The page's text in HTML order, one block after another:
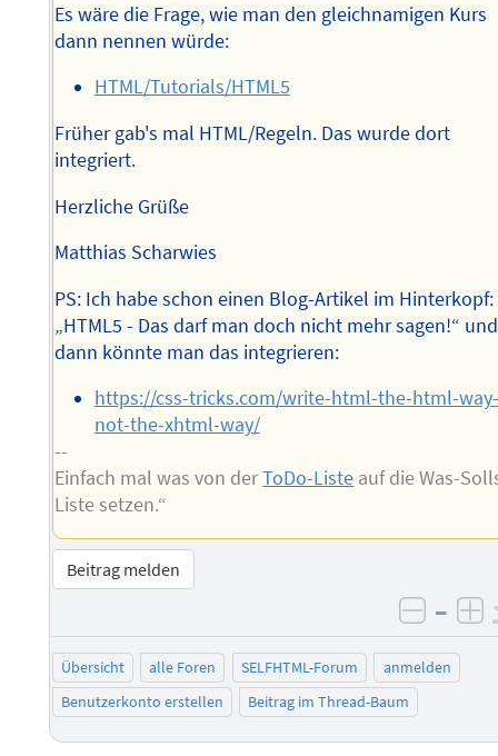
Es wäre die Frage, wie man den gleichnamigen Kurs
dann nennen würde:
HTML/Tutorials/HTML5
Früher gab's mal HTML/Regeln. Das wurde dort
integriert.
Herzliche Grüße
Matthias Scharwies
PS: Ich habe schon einen Blog-Artikel im Hinterkopf:
„HTML5 - Das darf man doch nicht mehr sagen!“ und
dann könnte man das integrieren:
https://css-tricks.com/write-html-the-html-way-
not-the-xhtml-way/
--
Einfach mal was von derToDo-Liste auf die Was-
Liste setzen.“
Beitrag melden
–
Übersicht alle Foren SELFHTML-Forum
anmelden
Benutzerkonto erstellen
Beitrag im Thread-Baum